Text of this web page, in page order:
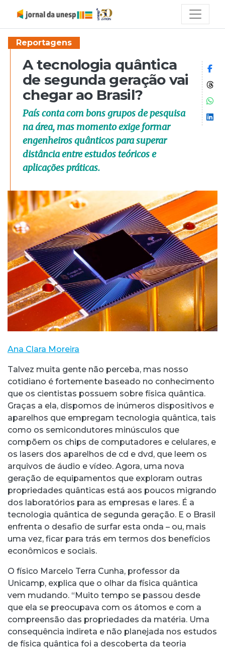
Reportagens
A tecnologia quântica
de segunda geração vai
chegar ao Brasil?
País conta com bons grupos de pesquisa
na área, mas momento exige formar
engenheiros quânticos para superar
distância entre estudos teóricos e
aplicações práticas.
Ana Clara Moreira
Talvez muita gente não perceba, mas nosso
cotidiano é fortemente baseado no conhecimento
que os cientistas possuem sobre física quântica.
Graças a ela, dispomos de inúmeros dispositivos e
aparelhos que empregam tecnologia quântica, tais
como os semicondutores minúsculos que
compõem os chips de computadores e celulares, e
os lasers dos aparelhos de cd e dvd, que leem os
arquivos de áudio e vídeo. Agora, uma nova
geração de equipamentos que exploram outras
propriedades quânticas está aos poucos migrando
dos laboratórios para as empresas e lares. É a
tecnologia quântica de segunda geração. E o Brasil
enfrenta o desafio de surfar esta onda – ou, mais
uma vez, ficar para trás em termos dos benefícios
econômicos e sociais.
O físico Marcelo Terra Cunha, professor da
Unicamp, explica que o olhar da física quântica
vem mudando. “Muito tempo se passou desde
que ela se preocupava com os átomos e com a
compreensão das propriedades da matéria. Uma
consequência indireta e não planejada nos estudos
de física quântica foi a descoberta da teoria